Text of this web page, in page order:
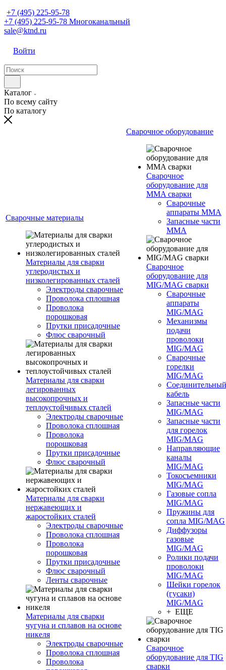
+7 (495) 225-95-78
+7 (495) 225-95-78 Многоканальный
sale@ktnd.ru
Войти
Каталог
По всему сайту
По каталогу
Сварочные материалы
Материалы для сварки
углеродистых и
низколегированных сталей
Электроды сварочные
Проволока сплошная
Проволока
порошковая
Прутки присадочные
Флюс сварочный
Материалы для сварки
легированных
высокопрочных и
теплоустойчивых сталей
Электроды сварочные
Проволока сплошная
Проволока
порошковая
Прутки присадочные
Флюс сварочный
Материалы для сварки
нержавеющих и
жаростойких сталей
Электроды сварочные
Проволока сплошная
Проволока
порошковая
Прутки присадочные
Флюс сварочный
Ленты сварочные
Материалы для сварки
чугуна и сплавов на основе
никеля
Электроды сварочные
Проволока сплошная
Проволока
Сварочное оборудование
Сварочное
оборудование для
MMA сварки
Сварочные
аппараты MMA
Запасные части
MMA
Сварочное
оборудование для
MIG/MAG сварки
Сварочные
аппараты
MIG/MAG
Механизмы
подачи
проволоки
MIG/MAG
Сварочные
горелки
MIG/MAG
Соединительный
кабель
Запасные части
MIG/MAG
Запасные части
для горелок
MIG/MAG
Направляющие
каналы
MIG/MAG
Токосъемники
MIG/MAG
Газовые сопла
MIG/MAG
Пружины для
сопла MIG/MAG
Диффузоры
газовые
MIG/MAG
Ролики подачи
проволоки
MIG/MAG
Шейки горелок
(гусаки)
MIG/MAG
+ ЕЩЕ
Сварочное
оборудование для TIG
сварки